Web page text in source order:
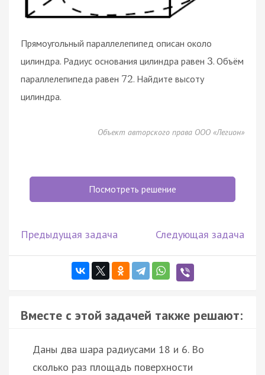
Прямоугольный параллелепипед описан около
цилиндра. Радиус основания цилиндра равен 3. Объём
параллелепипеда равен 72. Найдите высоту
цилиндра.
Объект авторского права ООО «Легион»
Посмотреть решение
Предыдущая задача Следующая задача
Вместе с этой задачей также решают:
Даны два шара радиусами 18 и 6. Во
сколько раз площадь поверхности